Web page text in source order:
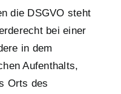
die DSGVO steht
bei einer
in dem
Aufenthalts,
Orts des